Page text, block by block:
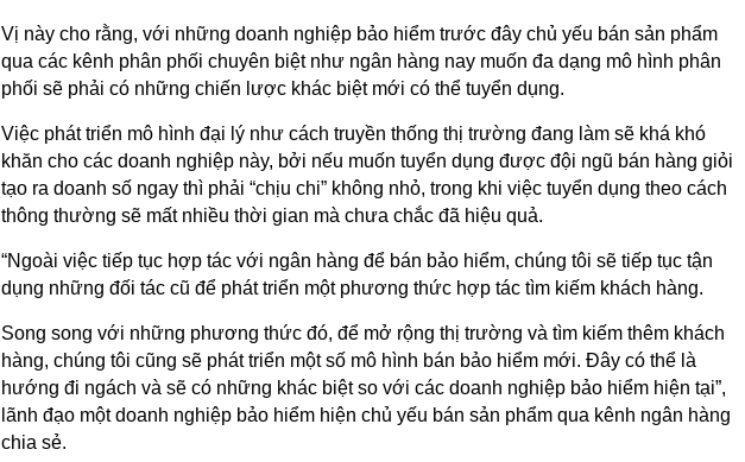
Vị này cho rằng, với những doanh nghiệp bảo hiểm trước đây chủ yếu bán sản phẩm
qua các kênh phân phối chuyên biệt như ngân hàng nay muốn đa dạng mô hình phân
phối sẽ phải có những chiến lược khác biệt mới có thể tuyển dụng.
Việc phát triển mô hình đại lý như cách truyền thống thị trường đang làm sẽ khá khó
khăn cho các doanh nghiệp này, bởi nếu muốn tuyển dụng được đội ngũ bán hàng giỏi
tạo ra doanh số ngay thì phải “chịu chi” không nhỏ, trong khi việc tuyển dụng theo cách
thông thường sẽ mất nhiều thời gian mà chưa chắc đã hiệu quả.
“Ngoài việc tiếp tục hợp tác với ngân hàng để bán bảo hiểm, chúng tôi sẽ tiếp tục tận
dụng những đối tác cũ để phát triển một phương thức hợp tác tìm kiếm khách hàng.
Song song với những phương thức đó, để mở rộng thị trường và tìm kiếm thêm khách
hàng, chúng tôi cũng sẽ phát triển một số mô hình bán bảo hiểm mới. Đây có thể là
hướng đi ngách và sẽ có những khác biệt so với các doanh nghiệp bảo hiểm hiện tại”,
lãnh đạo một doanh nghiệp bảo hiểm hiện chủ yếu bán sản phẩm qua kênh ngân hàng
chia sẻ.